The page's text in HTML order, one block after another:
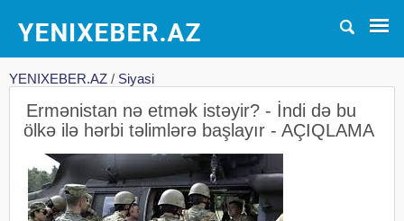
YENIXEBER.AZ / Siyasi
Ermənistan nə etmək istəyir? - İndi də bu
ölkə ilə hərbi təlimlərə başlayır - AÇIQLAMA